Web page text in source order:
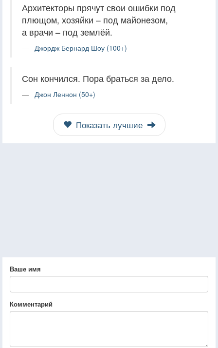
Архитекторы прячyт свои ошибки под
плющом, хозяйки – под майонeзом,
а врачи – под землёй.
Джордж Бернард Шоу (100+)
Сон кончился. Пора браться за дело.
Джон Леннон (50+)
Показать лучшие
Ваше имя
Комментарий